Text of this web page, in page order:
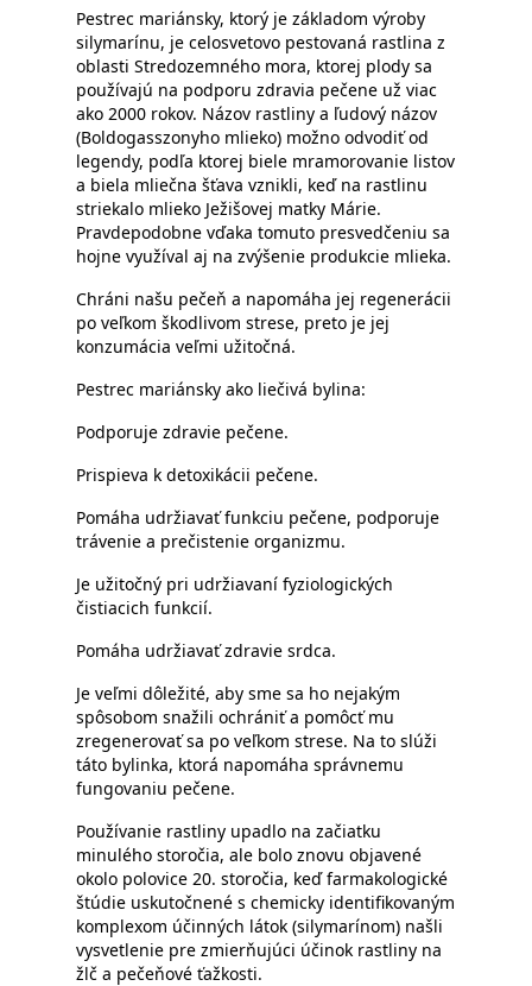
Pestrec mariánsky, ktorý je základom výroby
silymarínu, je celosvetovo pestovaná rastlina z
oblasti Stredozemného mora, ktorej plody sa
používajú na podporu zdravia pečene už viac
ako 2000 rokov. Názov rastliny a ľudový názov
(Boldogasszonyho mlieko) možno odvodiť od
legendy, podľa ktorej biele mramorovanie listov
a biela mliečna šťava vznikli, keď na rastlinu
striekalo mlieko Ježišovej matky Márie.
Pravdepodobne vďaka tomuto presvedčeniu sa
hojne využíval aj na zvýšenie produkcie mlieka.
Chráni našu pečeň a napomáha jej regenerácii
po veľkom škodlivom strese, preto je jej
konzumácia veľmi užitočná.
Pestrec mariánsky ako liečivá bylina:
Podporuje zdravie pečene.
Prispieva k detoxikácii pečene.
Pomáha udržiavať funkciu pečene, podporuje
trávenie a prečistenie organizmu.
Je užitočný pri udržiavaní fyziologických
čistiacich funkcií.
Pomáha udržiavať zdravie srdca.
Je veľmi dôležité, aby sme sa ho nejakým
spôsobom snažili ochrániť a pomôcť mu
zregenerovať sa po veľkom strese. Na to slúži
táto bylinka, ktorá napomáha správnemu
fungovaniu pečene.
Používanie rastliny upadlo na začiatku
minulého storočia, ale bolo znovu objavené
okolo polovice 20. storočia, keď farmakologické
štúdie uskutočnené s chemicky identifikovaným
komplexom účinných látok (silymarínom) našli
vysvetlenie pre zmierňujúci účinok rastliny na
žlč a pečeňové ťažkosti.